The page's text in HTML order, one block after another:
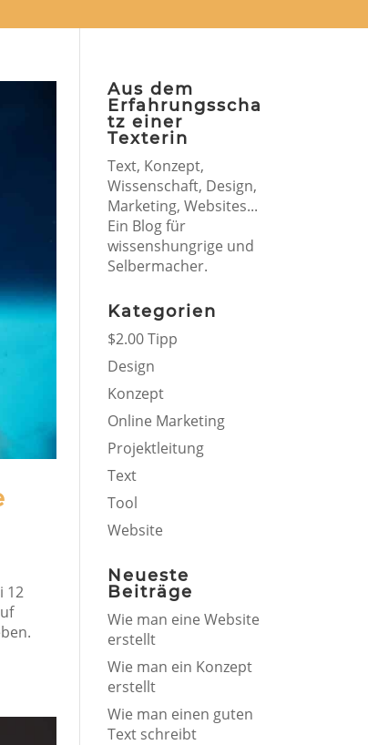
12
Aus dem
Erfahrungsscha
tz einer
Texterin
Text, Konzept,
Wissenschaft, Design,
Marketing, Websites...
Ein Blog für
wissenshungrige und
Selbermacher.
Kategorien
$2.00 Tipp
Design
Konzept
Online Marketing
Projektleitung
Text
Tool
Website
Neueste
Beiträge
Wie man eine Website
erstellt
Wie man ein Konzept
erstellt
Wie man einen guten
Text schreibt